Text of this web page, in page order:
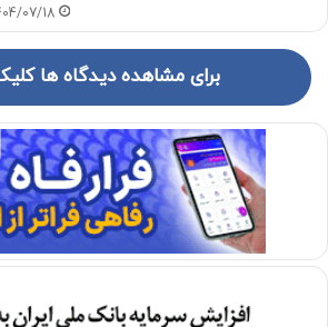
07/18
برای مشاهده دیدگاه ها